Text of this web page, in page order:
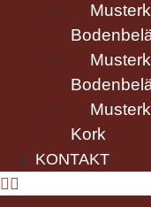
Kork
KONTAKT